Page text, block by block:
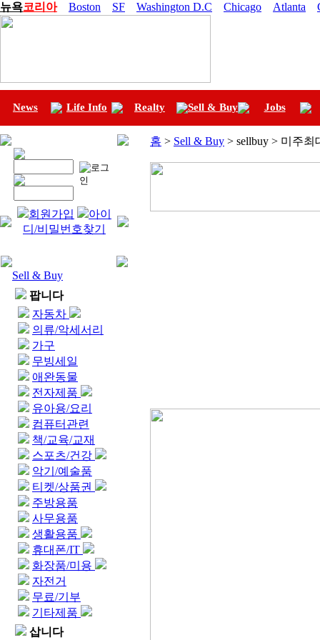
뉴욕코리아 Boston SF Washington D.C Chicago Atlanta
News Life Info Realty Sell & Buy Jobs
회원가입
아이
디/비밀번호찾기
Sell & Buy
팝니다
자동차
의류/악세서리
가구
무빙세일
애완동물
전자제품
유아용/요리
컴퓨터관련
책/교육/교재
스포츠/건강
악기/예술품
티켓/상품권
주방용품
사무용품
생활용품
휴대폰/IT
화장품/미용
자전거
무료/기부
기타제품
삽니다
홈 > Sell & Buy > sellbuy > 미주최